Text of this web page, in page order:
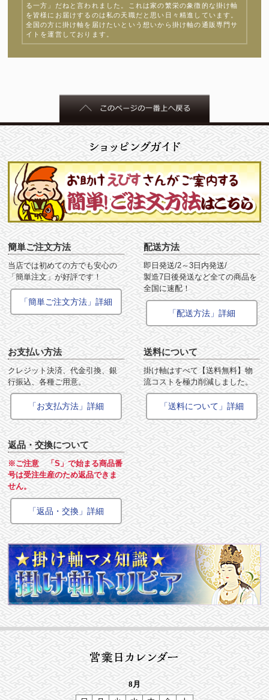
る一方」だねと言われました。これは家の繁栄の象徴的な掛け軸
を皆様にお届けするのは私の天職だと思い日々精進しています。
全国の方に掛け軸を届けたいという想いから掛け軸の通販専門サ
イトを運営しております。
簡単ご注文方法
当店では初めての方でも安心の
「簡単注文」が好評です！
「簡単ご注文方法」詳細
配送方法
即日発送/2～3日内発送/
製造7日後発送など全ての商品を
全国に速配！
「配送方法」詳細
お支払い方法
クレジット決済、代金引換、銀
行振込、各種ご用意。
「お支払方法」詳細
送料について
掛け軸はすべて【送料無料】物
流コストを極力削減しました。
「送料について」詳細
返品・交換について
※ご注意 「S」で始まる商品番
号は受注生産のため返品できま
せん。
「返品・交換」詳細